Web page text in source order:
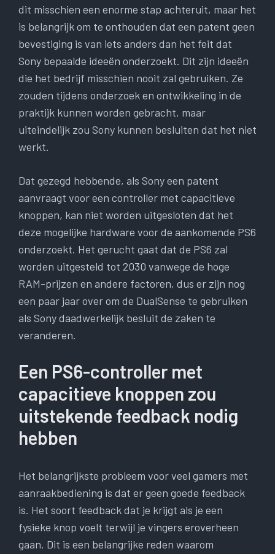
dit misschien een enorme stap achteruit, maar het
is belangrijk om te onthouden dat een patent geen
bevestiging is van iets anders dan het feit dat
Sony bepaalde ideeën onderzoekt. Dit zijn ideeën
die het bedrijf misschien nooit zal gebruiken. Ze
zouden tijdens onderzoek en ontwikkeling in de
praktijk kunnen worden gebracht, maar
uiteindelijk zou Sony kunnen besluiten dat het niet
werkt.
Dat gezegd hebbende, als Sony een patent
aanvraagt ​​voor een controller met capacitieve
knoppen, kan niet worden uitgesloten dat het
deze mogelijke hardware voor de aankomende PS6
onderzoekt. Het gerucht gaat dat de PS6 zal
worden uitgesteld tot 2030 vanwege de hoge
RAM-prijzen en andere factoren, dus er zijn nog
een paar jaar over om de DualSense te gebruiken
als Sony daadwerkelijk besluit de zaken te
veranderen.
Een PS6-controller met
capacitieve knoppen zou
uitstekende feedback nodig
hebben
Het belangrijkste probleem voor veel gamers met
aanraakbediening is dat er geen goede feedback
is. Het soort feedback dat je krijgt als je een
fysieke knop voelt terwijl je vingers eroverheen
gaan. Dit is een belangrijke reden waarom